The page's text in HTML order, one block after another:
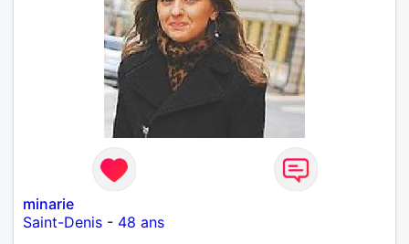
minarie
Saint-Denis - 48 ans